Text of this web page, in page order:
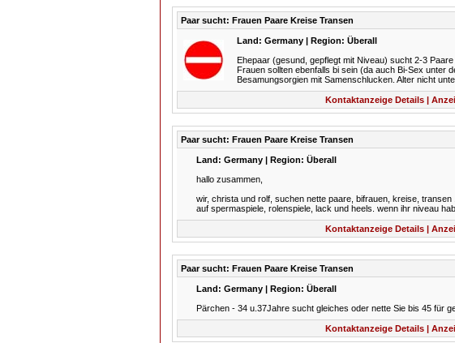
Paar sucht: Frauen Paare Kreise Transen
Land: Germany | Region: Überall
Ehepaar (gesund, gepflegt mit Niveau) sucht 2-3
Frauen sollten ebenfalls bi sein (da auch Bi-Sex unter
Besamungsorgien mit Samenschlucken. Alter nicht
Kontaktanzeige Details |
Paar sucht: Frauen Paare Kreise Transen
Land: Germany | Region: Überall
hallo zusammen,
wir, christa und rolf, suchen nette paare, bifrauen, kreise,
auf spermaspiele, rolenspiele, lack und heels. wenn ihr niveau
Kontaktanzeige Details |
Paar sucht: Frauen Paare Kreise Transen
Land: Germany | Region: Überall
Pärchen - 34 u.37Jahre sucht gleiches oder nette Sie bis 45 für
Kontaktanzeige Details |